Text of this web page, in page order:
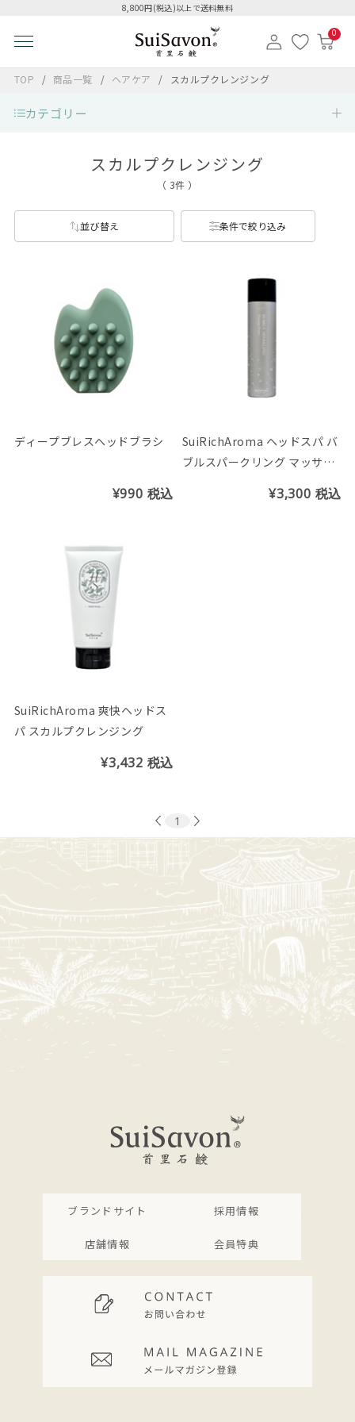
8,800円(税込)以上で送料無料
0
TOP 商品一覧 ヘアケア スカルプクレンジング
カテゴリー
スカルプクレンジング
（ 3件 ）
並び替え 条件で絞り込み
ディープブレスヘッドブラシ
¥990 税込
SuiRichAroma ヘッドスパ バ
ブルスパークリング マッサー
¥3,300 税込
SuiRichAroma 爽快ヘッドス
パ スカルプクレンジング
¥3,432 税込
1
ブランドサイト 採用情報
店舗情報 会員特典